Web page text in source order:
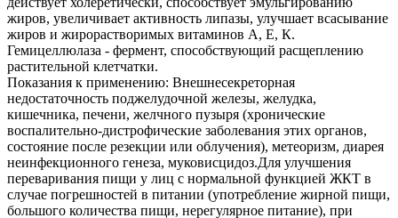
жиров, увеличивает активность липазы, улучшает всасывание
жиров и жирорастворимых витаминов А, Е, К.
Гемицеллюлаза - фермент, способствующий расщеплению
растительной клетчатки.
Показания к применению: Внешнесекреторная
недостаточность поджелудочной железы, желудка,
кишечника, печени, желчного пузыря (хронические
воспалительно-дистрофические заболевания этих органов,
состояние после резекции или облучения), метеоризм, диарея
неинфекционного генеза, муковисцидоз.Для улучшения
переваривания пищи у лиц с нормальной функцией ЖКТ в
случае погрешностей в питании (употребление жирной пищи,
большого количества пищи, нерегулярное питание), при